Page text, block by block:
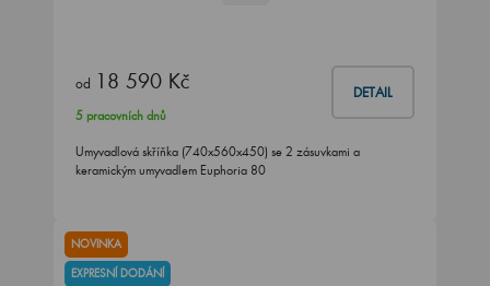
od 18 590 Kč DETAIL
5 pracovních dnů
Umyvadlová skříňka (740x560x450) se 2 zásuvkami a
keramickým umyvadlem Euphoria 80
NOVINKA
EXPRESNÍ DODÁNÍ